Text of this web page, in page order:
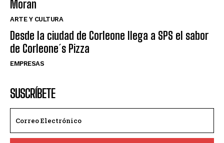
Moran
ARTE Y CULTURA
Desde la ciudad de Corleone llega a SPS el sabor
de Corleone´s Pizza
EMPRESAS
SUSCRÍBETE